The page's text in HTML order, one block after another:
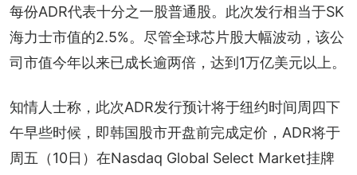
每份ADR代表十分之一股普通股。此次发行相当于SK
海力士市值的2.5%。尽管全球芯片股大幅波动，该公
司市值今年以来已成长逾两倍，达到1万亿美元以上。
知情人士称，此次ADR发行预计将于纽约时间周四下
午早些时候，即韩国股市开盘前完成定价，ADR将于
周五（10日）在Nasdaq Global Select Market挂牌